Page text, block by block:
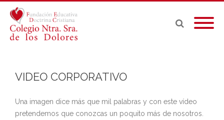
VIDEO CORPORATIVO
Una imagen dice más que mil palabras y con este vídeo
pretendemos que conozcas un poquito más de nosotros.